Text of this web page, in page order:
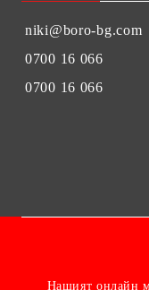
niki@boro-bg.com
0700 16 066
0700 16 066
Нашият онлайн